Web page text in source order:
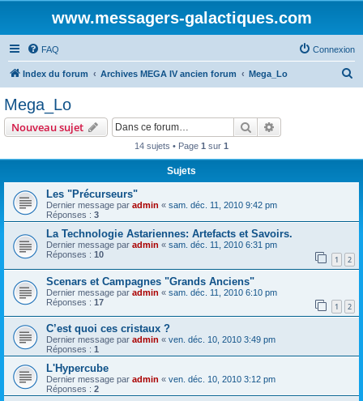
www.messagers-galactiques.com
FAQ Connexion
Index du forum Archives MEGA IV ancien forum Mega_Lo
Mega_Lo
Nouveau sujet Rechercher
14 sujets • Page 1 sur 1
Sujets
Les "Précurseurs"
Dernier message par admin « sam. déc. 11, 2010 9:42 pm
Réponses : 3
La Technologie Astariennes: Artefacts et Savoirs.
Dernier message par admin « sam. déc. 11, 2010 6:31 pm
Réponses : 10 1 2
Scenars et Campagnes "Grands Anciens"
Dernier message par admin « sam. déc. 11, 2010 6:10 pm
Réponses : 17 1 2
C’est quoi ces cristaux ?
Dernier message par admin « ven. déc. 10, 2010 3:49 pm
Réponses : 1
L'Hypercube
Dernier message par admin « ven. déc. 10, 2010 3:12 pm
Réponses : 2